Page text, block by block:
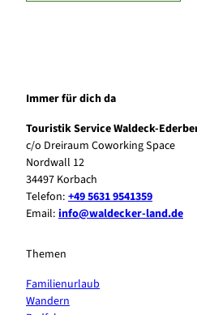
Immer für dich da
Touristik Service Waldeck-
c/o Dreiraum Coworking Space
Nordwall 12
34497 Korbach
Telefon: +49 5631 9541359
Email: info@waldecker-land.de
Themen
Familienurlaub
Wandern